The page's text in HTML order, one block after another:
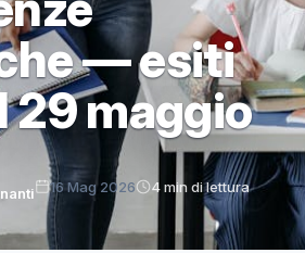
— esiti
29 maggio
16 Mag 2026 4 min di lettura